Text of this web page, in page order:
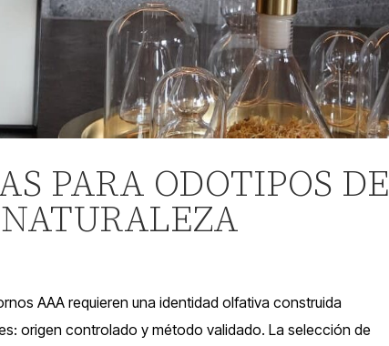
PARA ODOTIPOS DE
AAA requieren una identidad olfativa construida
origen controlado y método validado. La selección de